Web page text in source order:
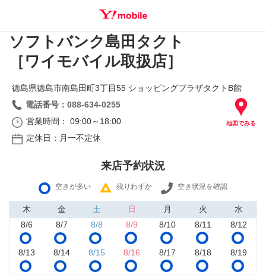
SEARCH
ソフトバンク島田タクト
［ワイモバイル取扱店］
地図でみる
徳島県徳島市南島田町3丁目55 ショッピングプラザタクトB館
電話番号：088-634-0255
営業時間： 09:00～18:00
定休日：月一不定休
来店予約状況
空きが多い 残りわずか 空き状況を確認
木 金 土 日 月 火
水
8/6
8/7 8/8 8/9 8/10 8/11 8/12
8/13 8/14 8/15 8/16 8/17 8/18 8/19